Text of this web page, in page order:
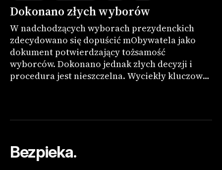
Dokonano złych wyborów
W nadchodzących wyborach prezydenckich
zdecydowano się dopuścić mObywatela jako
dokument potwierdzający tożsamość
wyborców. Dokonano jednak złych decyzji i
procedura jest nieszczelna. Wyciekły kluczowe
Bezpieka.